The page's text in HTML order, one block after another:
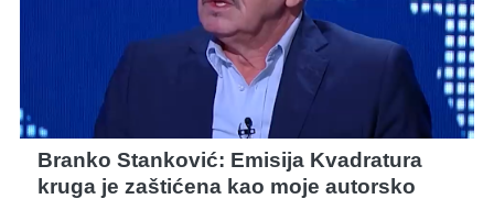
Branko Stanković: Emisija Kvadratura
kruga je zaštićena kao moje autorsko